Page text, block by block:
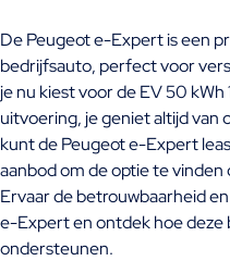
De Peugeot e-Expert is een
bedrijfsauto, perfect voor
je nu kiest voor de EV 50
uitvoering, je geniet altijd
kunt de Peugeot e-Expert
aanbod om de optie te
Ervaar de betrouwbaarheid
e-Expert en ontdek hoe deze
ondersteunen.